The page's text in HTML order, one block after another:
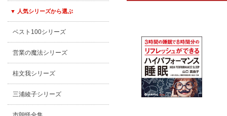
▼ 人気シリーズから選ぶ
ベスト100シリーズ
営業の魔法シリーズ
桂文我シリーズ
三浦綾子シリーズ
00:00/00:00